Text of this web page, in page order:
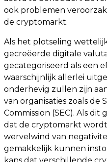
ook problemen
de cryptomarkt.
Als het plotseling
gecreëerde digitale
gecategoriseerd als een
waarschijnlijk allerlei
onderhevig zullen zijn
van organisaties zoals de
Commission (SEC). Als
dat de cryptomarkt
wervelwind van
gemakkelijk kunnen